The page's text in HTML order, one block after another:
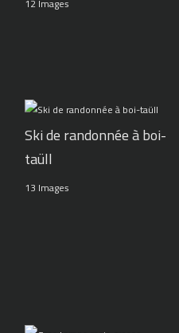
Ski de randonnée à boi-
taüll
13 Images